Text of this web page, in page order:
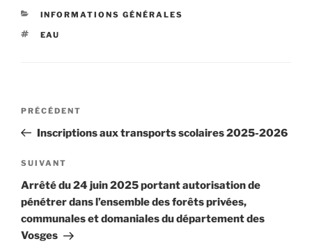
CATÉGORIES
INFORMATIONS GÉNÉRALES
ÉTIQUETTES
EAU
Navigation
l’article
Article
précédent
PRÉCÉDENT
Inscriptions aux transports scolaires 2025-2026
Article
suivant
SUIVANT
Arrêté du 24 juin 2025 portant autorisation de
pénétrer dans l’ensemble des forêts privées,
communales et domaniales du département des
Vosges